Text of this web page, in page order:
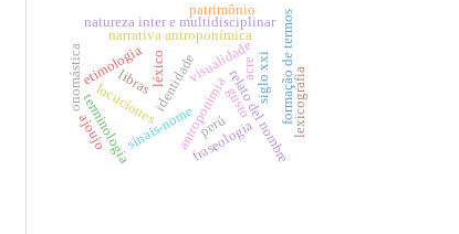
antroponímia
sinais-nome
libras visualidade
identidade
narrativa antroponímica
relato del nombre
siglo xxi
fraseologia
natureza inter e multidisciplinar formação de termos
etimologia
terminologia
locuciones gusto
ajoujo
léxico
patrimônio
onomástica acre lexicografia
perú